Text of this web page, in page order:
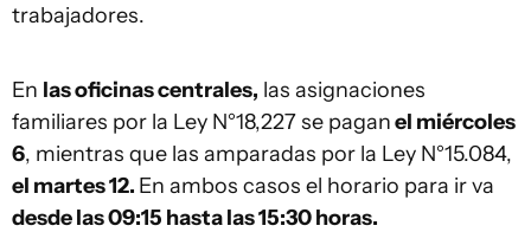
trabajadores.
En las oficinas centrales, las asignaciones
familiares por la Ley N°18,227 se paganel miércoles
6, mientras que las amparadas por la Ley N°15.084,
el martes 12. En ambos casos el horario para ir va
desde las 09:15 hasta las 15:30 horas.